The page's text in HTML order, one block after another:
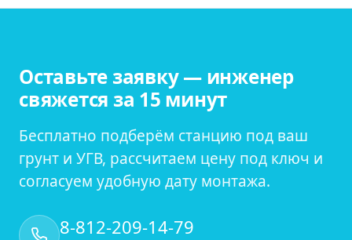
Оставьте заявку — инженер
свяжется за 15 минут
Бесплатно подберём станцию под ваш
грунт и УГВ, рассчитаем цену под ключ и
согласуем удобную дату монтажа.
8-812-209-14-79